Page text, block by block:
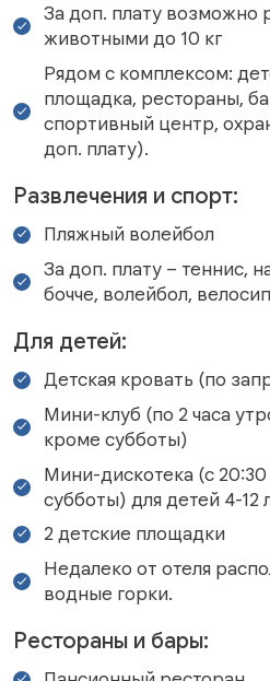
За доп. плату возможно
животными до 10 кг
Рядом с комплексом:
площадка, рестораны,
спортивный центр,
доп. плату).
Развлечения и спорт:
Пляжный волейбол
За доп. плату – теннис,
бочче, волейбол,
Для детей:
Детская кровать (по
Мини-клуб (по 2 часа
кроме субботы)
Мини-дискотека (с
субботы) для детей 4-12
2 детские площадки
Недалеко от отеля
водные горки.
Рестораны и бары: